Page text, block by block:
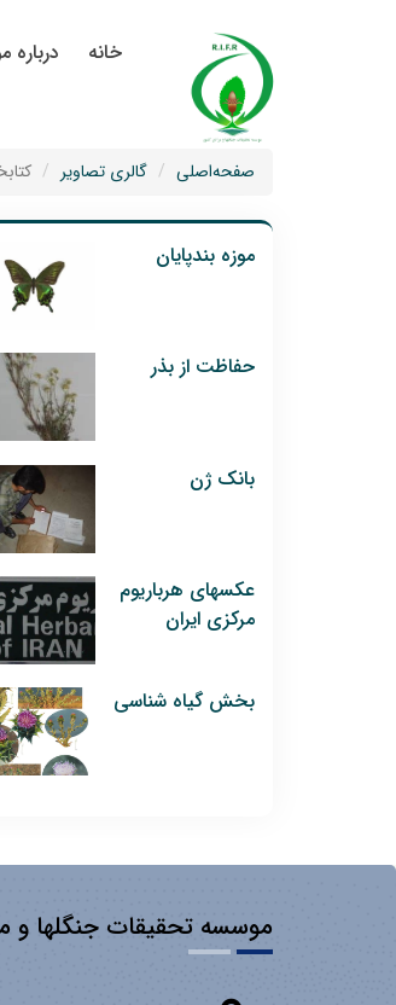
خانه
صفحه‌اصلی گالری تصاویر
موزه بندپایان
حفاظت از بذر
بانک ژن
عکسهای هرباریوم
مرکزی ایران
بخش گیاه شناسی
موسسه تحقیقات جنگلها و